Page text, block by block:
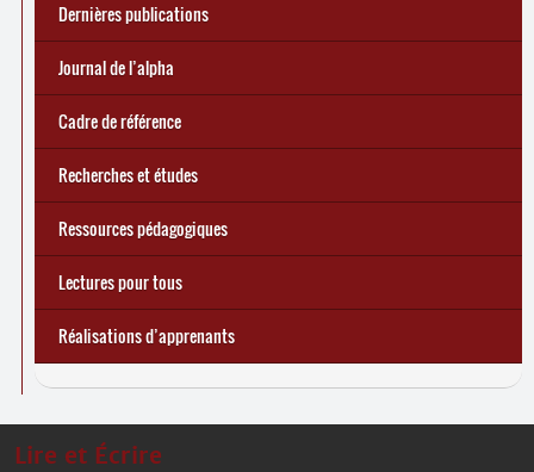
Dernières publications
Réforme des allocations de chômage : premiers bilans
d’une exclusion annoncée
🎬 L’alpha populaire : c’est quoi ?
Statistiques 2025 sur les apprenant
Journal de l’alpha 241 (2
écrire demain
... Tous les articles
Journal de l’alpha
Cadre de référence
Recherches et études
Ressources pédagogiques
Lectures pour tous
Réalisations d’apprenants
Lire et Écrire